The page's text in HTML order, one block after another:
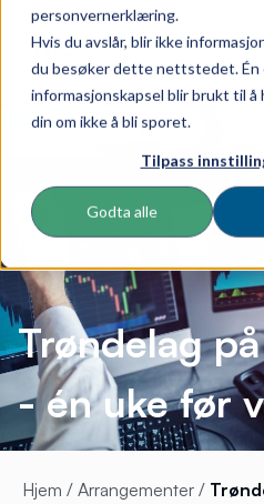
personvernerklæring.
Hvis du avslår, blir ikke
du besøker dette nettstedet. Én
informasjonskapsel blir brukt til å
din om ikke å bli sporet.
Tilpass
Godta alle
Trøndelag
- én uke før
Hjem / Arrangementer /